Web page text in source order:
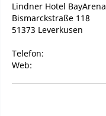
Lindner Hotel BayArena
Bismarckstraße 118
51373 Leverkusen
Telefon:
Web: